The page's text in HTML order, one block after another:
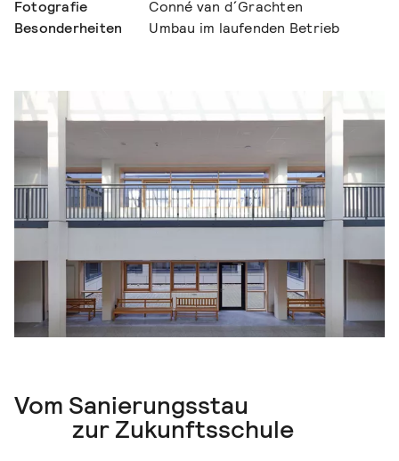
Fotografie
Conné van d´Grachten
Besonderheiten
Umbau im laufenden Betrieb
Vom Sanierungsstau
zur Zukunftsschule